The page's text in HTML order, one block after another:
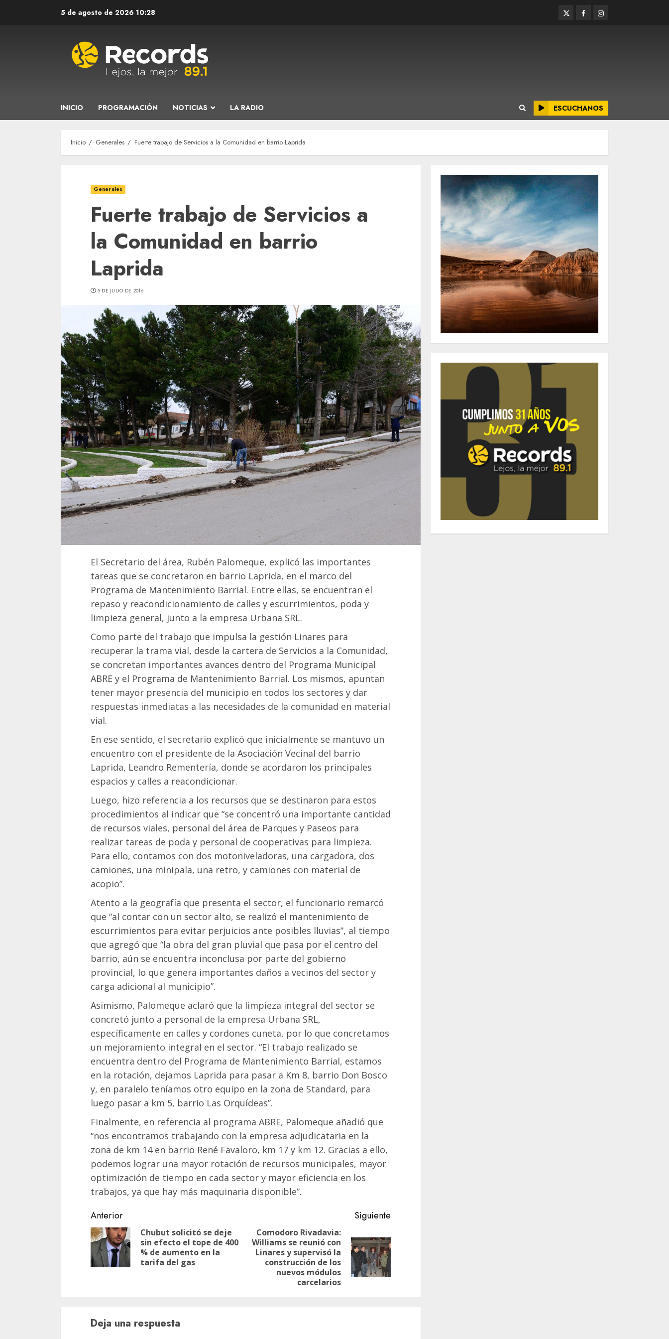
5 de agosto de 2026 10:28 TwitterFacebookInstagram
INICIO PROGRAMACIÓN NOTICIAS LA RADIO ESCUCHANOS
Inicio Generales Fuerte trabajo de Servicios a la Comunidad en barrio Laprida
Generales
Fuerte trabajo de Servicios a
la Comunidad en barrio
Laprida
5 DE JULIO DE 2016
El Secretario del área, Rubén Palomeque, explicó las importantes
tareas que se concretaron en barrio Laprida, en el marco del
Programa de Mantenimiento Barrial. Entre ellas, se encuentran el
repaso y reacondicionamiento de calles y escurrimientos, poda y
limpieza general, junto a la empresa Urbana SRL.
Como parte del trabajo que impulsa la gestión Linares para
recuperar la trama vial, desde la cartera de Servicios a la Comunidad,
se concretan importantes avances dentro del Programa Municipal
ABRE y el Programa de Mantenimiento Barrial. Los mismos, apuntan
tener mayor presencia del municipio en todos los sectores y dar
respuestas inmediatas a las necesidades de la comunidad en material
vial.
En ese sentido, el secretario explicó que inicialmente se mantuvo un
encuentro con el presidente de la Asociación Vecinal del barrio
Laprida, Leandro Rementería, donde se acordaron los principales
espacios y calles a reacondicionar.
Luego, hizo referencia a los recursos que se destinaron para estos
procedimientos al indicar que “se concentró una importante cantidad
de recursos viales, personal del área de Parques y Paseos para
realizar tareas de poda y personal de cooperativas para limpieza.
Para ello, contamos con dos motoniveladoras, una cargadora, dos
camiones, una minipala, una retro, y camiones con material de
acopio”.
Atento a la geografía que presenta el sector, el funcionario remarcó
que “al contar con un sector alto, se realizó el mantenimiento de
escurrimientos para evitar perjuicios ante posibles lluvias”, al tiempo
que agregó que “la obra del gran pluvial que pasa por el centro del
barrio, aún se encuentra inconclusa por parte del gobierno
provincial, lo que genera importantes daños a vecinos del sector y
carga adicional al municipio”.
Asimismo, Palomeque aclaró que la limpieza integral del sector se
concretó junto a personal de la empresa Urbana SRL,
específicamente en calles y cordones cuneta, por lo que concretamos
un mejoramiento integral en el sector. “El trabajo realizado se
encuentra dentro del Programa de Mantenimiento Barrial, estamos
en la rotación, dejamos Laprida para pasar a Km 8, barrio Don Bosco
y, en paralelo teníamos otro equipo en la zona de Standard, para
luego pasar a km 5, barrio Las Orquídeas”.
Finalmente, en referencia al programa ABRE, Palomeque añadió que
“nos encontramos trabajando con la empresa adjudicataria en la
zona de km 14 en barrio René Favaloro, km 17 y km 12. Gracias a ello,
podemos lograr una mayor rotación de recursos municipales, mayor
optimización de tiempo en cada sector y mayor eficiencia en los
trabajos, ya que hay más maquinaria disponible”.
Navegación
de
entradas
Anterior
Entrada
anterior:
Chubut solicitó se deje
sin efecto el tope de 400
% de aumento en la
tarifa del gas
Siguiente
Siguiente
entrada:
Comodoro Rivadavia:
Williams se reunió con
Linares y supervisó la
construcción de los
nuevos módulos
carcelarios
Deja una respuesta